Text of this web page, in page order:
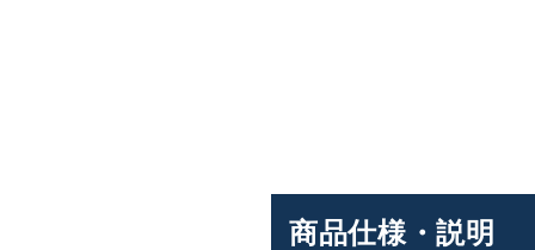
商品仕様・説明